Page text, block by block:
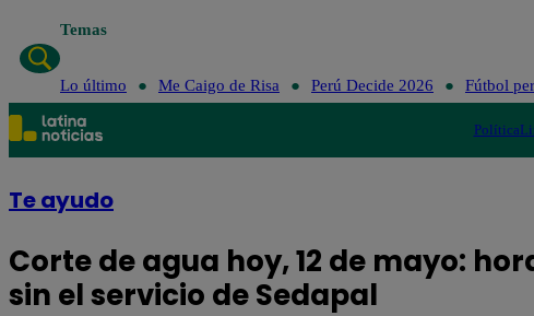
Temas
Lo último Me Caigo de Risa Perú Decide 2026 Fútbol
Política
Te ayudo
Corte de agua hoy, 12 de mayo:
sin el servicio de Sedapal